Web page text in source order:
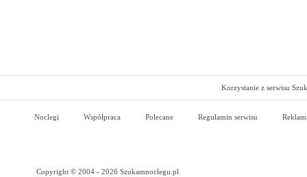
Korzystanie z serwisu
Noclegi Współpraca Polecane Regulamin serwisu
Copyright © 2004 - 2026 Szukamnoclegu.pl